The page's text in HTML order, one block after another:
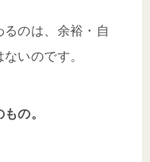
のは、余裕・自
いのです。
の。